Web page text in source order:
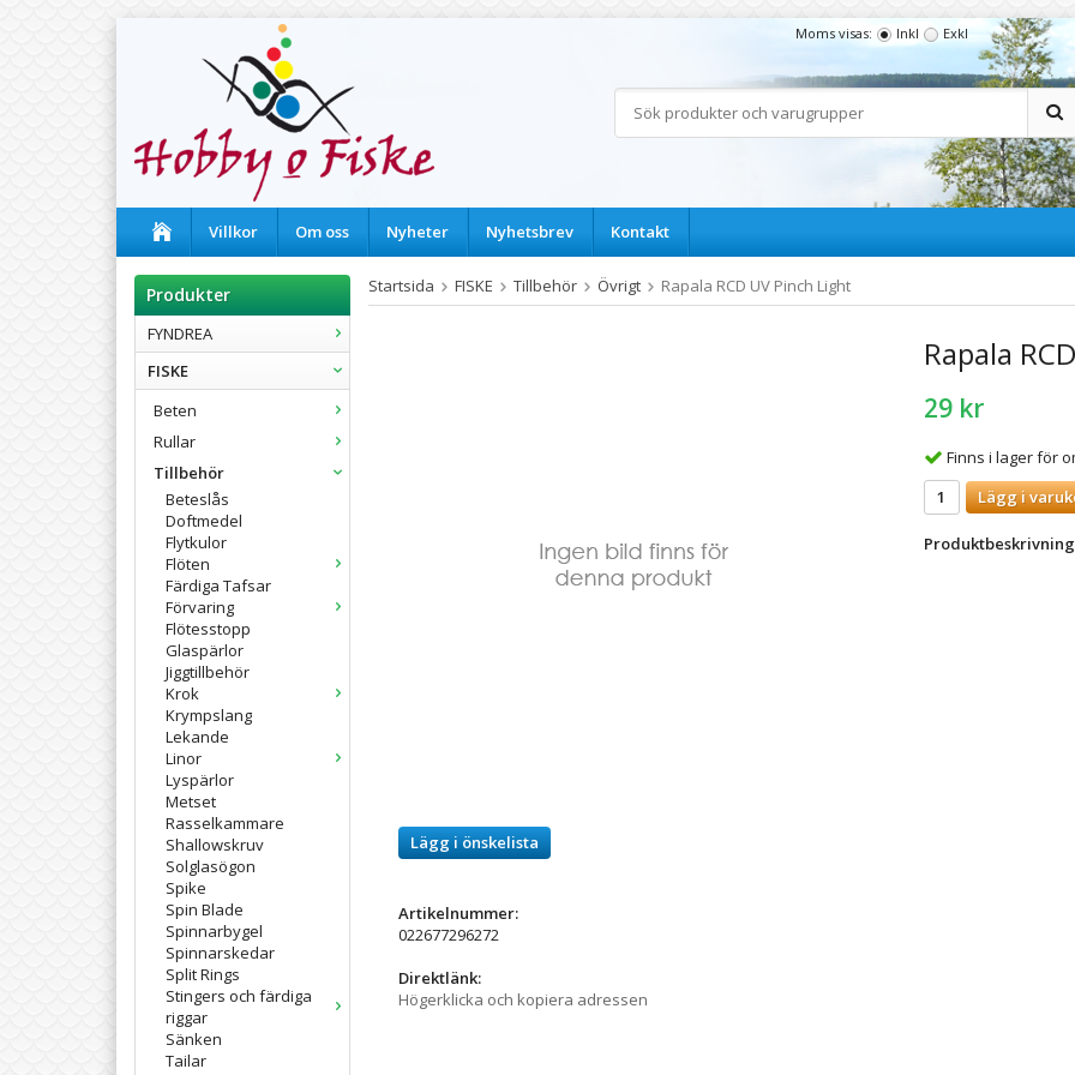
Moms visas: Inkl Exkl
Villkor Om oss Nyheter Nyhetsbrev Kontakt
Produkter
FYNDREA
FISKE
Beten
Rullar
Tillbehör
Beteslås
Doftmedel
Flytkulor
Flöten
Färdiga Tafsar
Förvaring
Flötesstopp
Glaspärlor
Jiggtillbehör
Krok
Krympslang
Lekande
Linor
Lyspärlor
Metset
Rasselkammare
Shallowskruv
Solglasögon
Spike
Spin Blade
Spinnarbygel
Spinnarskedar
Split Rings
Stingers och färdiga
riggar
Sänken
Tailar
Startsida FISKE Tillbehör Övrigt Rapala RCD UV Pinch Light
Rapala
29 kr
Finns i lager för
Lägg i
Lägg i önskelista
Artikelnummer:
022677296272
Direktlänk:
Högerklicka och kopiera adressen